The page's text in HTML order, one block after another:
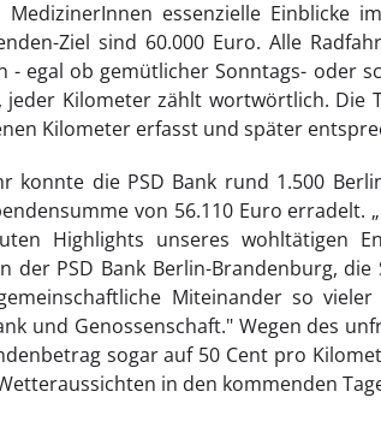
MedizinerInnen essenzielle Einblicke
Ziel sind 60.000 Euro. Alle
- egal ob gemütlicher Sonntags- oder
Kilometer zählt wortwörtlich. Die
Kilometer erfasst und später
konnte die PSD Bank rund 1.500
von 56.110 Euro erradelt.
Highlights unseres wohltätigen
der PSD Bank Berlin-Brandenburg,
Miteinander so
und Genossenschaft." Wegen des
sogar auf 50 Cent pro
in den kommenden